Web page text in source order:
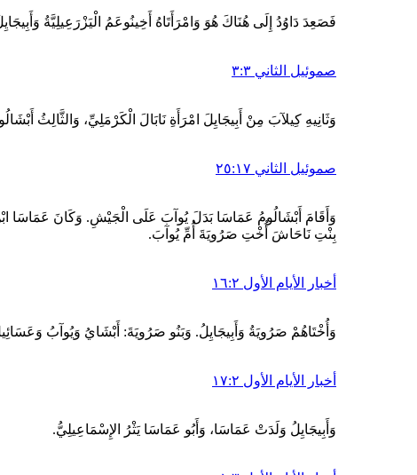
فَصَعِدَ دَاوُدُ إِلَى هُنَاكَ هُوَ وَامْرَأَتَاهُ أَخِينُوعَمُ الْيَزْرَعِيلِيَّةُ
صموئيل الثاني ٣:٣
وَثَانِيهِ كِيلآبَ مِنْ أَبِيجَايِلَ امْرَأَةِ نَابَالَ الْكَرْمَلِيِّ، وَالثَّالِثُ
صموئيل الثاني ٢٥:١٧
وَأَقَامَ أَبْشَالُومُ عَمَاسَا بَدَلَ يُوآبَ عَلَى الْجَيْشِ. وَكَانَ عَمَاسَا
بِنْتِ نَاحَاشَ أُخْتِ صَرُويَةَ أُمِّ يُوآبَ.
أخبار الأيام الأول ١٦:٢
وَأُخْتَاهُمْ صَرُويَةُ وَأَبِيجَايِلُ. وَبَنُو صَرُويَةَ: أَبْشَايُ وَيُوآبُ
أخبار الأيام الأول ١٧:٢
وَأَبِيجَايِلُ وَلَدَتْ عَمَاسَا، وَأَبُو عَمَاسَا يَثْرُ الإِسْمَاعِيلِيُّ.